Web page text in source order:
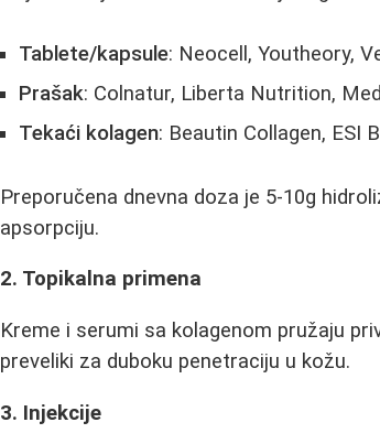
Tablete/kapsule: Neocell, Youtheory,
Prašak: Colnatur, Liberta Nutrition,
Tekaći kolagen: Beautin Collagen, ESI
Preporučena dnevna doza je 5-10g
apsorpciju.
2. Topikalna primena
Kreme i serumi sa kolagenom pružaju
preveliki za duboku penetraciju u kožu.
3. Injekcije